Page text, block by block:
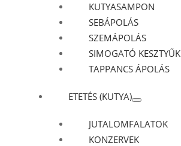
KUTYASAMPON
SEBÁPOLÁS
SZEMÁPOLÁS
SIMOGATÓ KESZTYŰK
TAPPANCS ÁPOLÁS
ETETÉS (KUTYA)
JUTALOMFALATOK
KONZERVEK